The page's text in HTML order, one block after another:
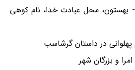
بیسُتون - کردی - bisotun - بهستون، محل عبادت خدا، نام کوهی